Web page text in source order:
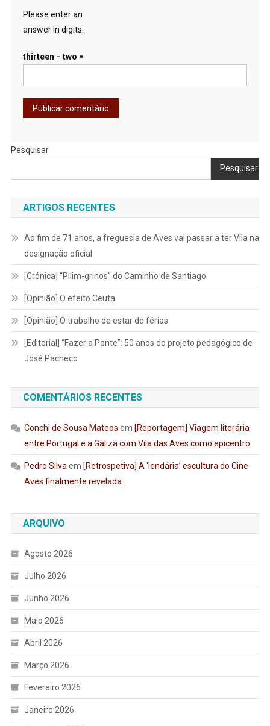
Please enter an
answer in digits:
thirteen − two =
Pesquisar
Pesquisar
ARTIGOS RECENTES
Ao fim de 71 anos, a freguesia de Aves vai passar a ter Vila na
designação oficial
[Crónica] “Pilim-grinos” do Caminho de Santiago
[Opinião] O efeito Ceuta
[Opinião] O trabalho de estar de férias
[Editorial] “Fazer a Ponte”: 50 anos do projeto pedagógico de
José Pacheco
COMENTÁRIOS RECENTES
Conchi de Sousa Mateos em [Reportagem] Viagem literária
entre Portugal e a Galiza com Vila das Aves como epicentro
Pedro Silva em [Retrospetiva] A ‘lendária’ escultura do Cine
Aves finalmente revelada
ARQUIVO
Agosto 2026
Julho 2026
Junho 2026
Maio 2026
Abril 2026
Março 2026
Fevereiro 2026
Janeiro 2026